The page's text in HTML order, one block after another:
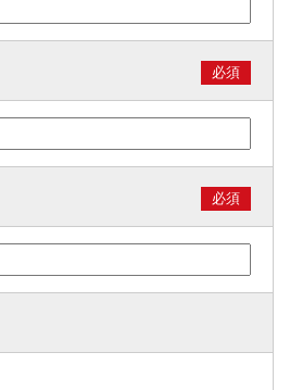
必須
必須